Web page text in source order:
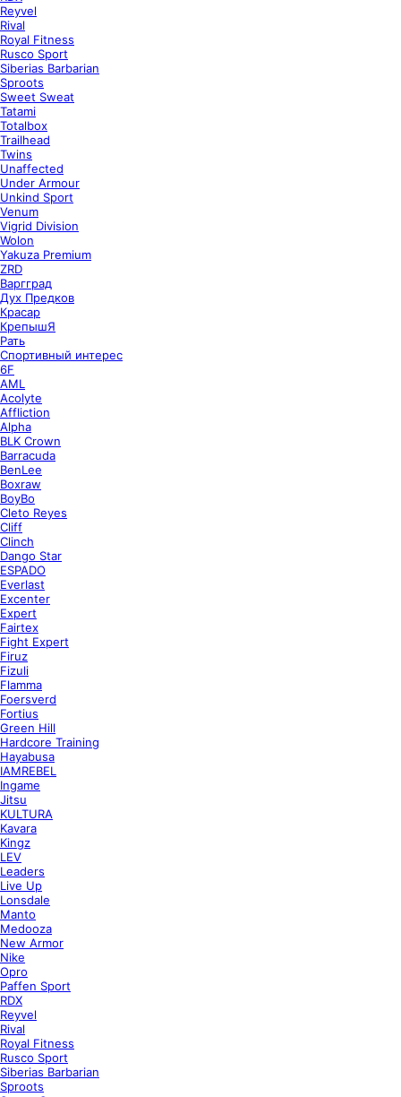
Reyvel
Rival
Royal Fitness
Rusco Sport
Siberias Barbarian
Sproots
Sweet Sweat
Tatami
Totalbox
Trailhead
Twins
Unaffected
Under Armour
Unkind Sport
Venum
Vigrid Division
Wolon
Yakuza Premium
ZRD
Варгград
Дух Предков
Красар
КрепышЯ
Рать
Спортивный интерес
6F
AML
Acolyte
Affliction
Alpha
BLK Crown
Barracuda
BenLee
Boxraw
BoyBo
Cleto Reyes
Cliff
Clinch
Dango Star
ESPADO
Everlast
Excenter
Expert
Fairtex
Fight Expert
Firuz
Fizuli
Flamma
Foersverd
Fortius
Green Hill
Hardcore Training
Hayabusa
IAMREBEL
Ingame
Jitsu
KULTURA
Kavara
Kingz
LEV
Leaders
Live Up
Lonsdale
Manto
Medooza
New Armor
Nike
Opro
Paffen Sport
RDX
Reyvel
Rival
Royal Fitness
Rusco Sport
Siberias Barbarian
Sproots